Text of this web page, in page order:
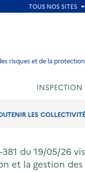
risques et de la
INSPECTION
LES
381 du 19/05/26
et la gestion